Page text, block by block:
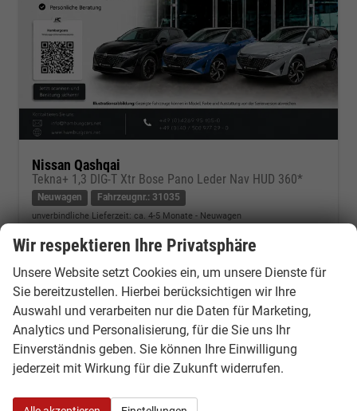
Nissan Qashqai
Tekna+ 1,3 DIG-T Xtr Bose Pano Leder Nav HUD 360*
Neuwagen Fahrzeugnr.: 31035
unverbindliche Lieferzeit: ca. 4-5 Monate Neuwagen
Fahrzeugnr. 31035 Getriebe
Kraftstoff
Benzin Leistung 116 kW (158 PS)
30.580,– €
incl. 19% MwSt.
Kontakt & Angebot anfordern
PDF-Datei, Fahrzeugexposé
Verbrauch kombiniert:6,40 l/100km
CO2-Klasse: E
CO2-Emissionen:145,00 g/km
Wir respektieren Ihre Privatsphäre
Unsere Website setzt Cookies ein, um unsere Dienste für
Sie bereitzustellen. Hierbei berücksichtigen wir Ihre
Auswahl und verarbeiten nur die Daten für Marketing,
Analytics und Personalisierung, für die Sie uns Ihr
Einverständnis geben. Sie können Ihre Einwilligung
jederzeit mit Wirkung für die Zukunft widerrufen.